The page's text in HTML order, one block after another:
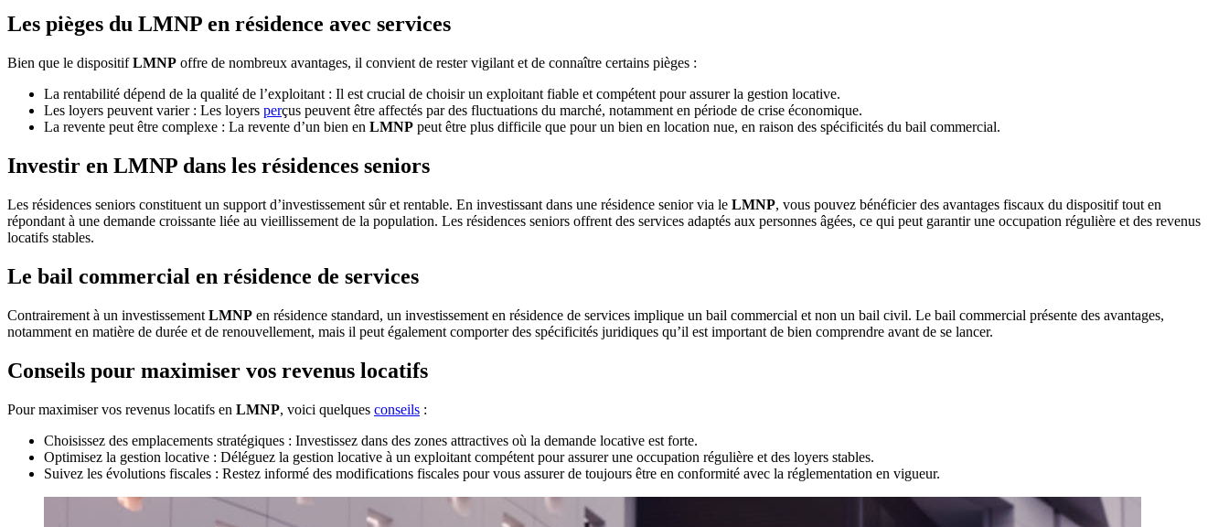
Les pièges du LMNP en résidence avec services
Bien que le dispositifLMNP offre de nombreux avantages, il convient de rester vigilant et de connaître certains pièges :
La rentabilité dépend de la qualité de l’exploitant : Il est crucial de choisir un exploitant fiable et compétent pour assurer la gestion locative.
Les loyers peuvent varier : Les loyers perçus peuvent être affectés par des fluctuations du marché, notamment en période de crise économique.
La revente peut être complexe : La revente d’un bien en LMNP peut être plus difficile que pour un bien en location nue, en raison des spécificités du bail commercial.
Investir en LMNP dans les résidences seniors
Les résidences seniors constituent un support d’investissement sûr et rentable. En investissant dans une résidence senior via le LMNP, vous pouvez bénéficier des avantages fiscaux du dispositif tout en
répondant à une demande croissante liée au vieillissement de la population. Les résidences seniors offrent des services adaptés aux personnes âgées, ce qui peut garantir une occupation régulière et des revenus
locatifs stables.
Le bail commercial en résidence de services
Contrairement à un investissement LMNP en résidence standard, un investissement en résidence de services implique un bail commercial et non un bail civil. Le bail commercial présente des avantages,
notamment en matière de durée et de renouvellement, mais il peut également comporter des spécificités juridiques qu’il est important de bien comprendre avant de se lancer.
Conseils pour maximiser vos revenus locatifs
Pour maximiser vos revenus locatifs en LMNP, voici quelques conseils :
Choisissez des emplacements stratégiques : Investissez dans des zones attractives où la demande locative est forte.
Optimisez la gestion locative : Déléguez la gestion locative à un exploitant compétent pour assurer une occupation régulière et des loyers stables.
Suivez les évolutions fiscales : Restez informé des modifications fiscales pour vous assurer de toujours être en conformité avec la réglementation en vigueur.